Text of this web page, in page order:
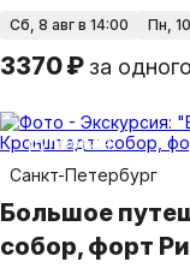
сб, 8 авг в 14:00 пн,
3370 ₽ за одного
групповая
Санкт-Петербург
Большое
собор, форт